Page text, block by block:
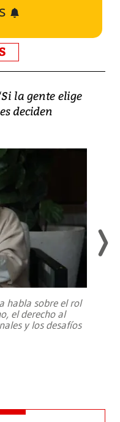
la gente elige
deciden
habla sobre el rol
el derecho al
y los desafíos